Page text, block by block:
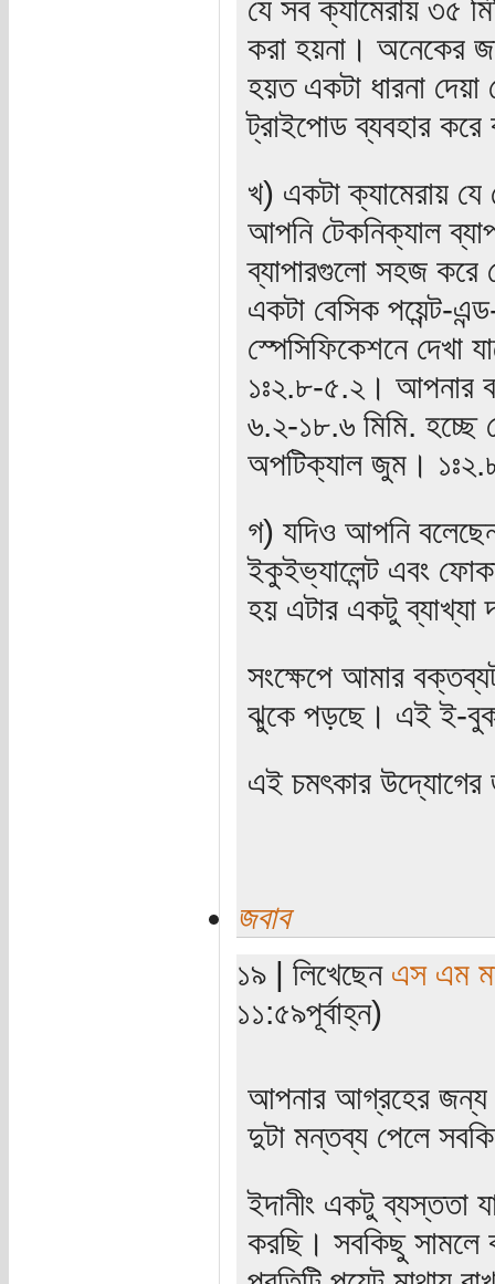
যে সব ক্যামেরায় ৩৫
করা হয়না। অনেকের
হয়ত একটা ধারনা দেয়া
ট্রাইপোড ব্যবহার
খ) একটা ক্যামেরায় যে
আপনি টেকনিক্যাল
ব্যাপারগুলো সহজ করে
একটা বেসিক পয়েন্ট-
স্পেসিফিকেশনে দেখা
১ঃ২.৮-৫.২। আপনার
৬.২-১৮.৬ মিমি.
অপটিক্যাল জুম।
গ) যদিও আপনি
ইকুইভ্যালেন্ট এবং
হয় এটার একটু ব্যাখ্যা
সংক্ষেপে আমার
ঝুকে পড়ছে। এই ই-
এই চমৎকার
জবাব
১৯ | লিখেছেন এস এম
১১:৫৯পূর্বাহ্ন)
আপনার আগ্রহের
দুটা মন্তব্য পেলে
ইদানীং একটু ব্যস্ততা
করছি। সবকিছু সামলে